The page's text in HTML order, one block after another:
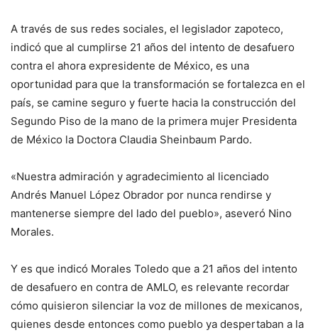
A través de sus redes sociales, el legislador zapoteco,
indicó que al cumplirse 21 años del intento de desafuero
contra el ahora expresidente de México, es una
oportunidad para que la transformación se fortalezca en el
país, se camine seguro y fuerte hacia la construcción del
Segundo Piso de la mano de la primera mujer Presidenta
de México la Doctora Claudia Sheinbaum Pardo.
«Nuestra admiración y agradecimiento al licenciado
Andrés Manuel López Obrador por nunca rendirse y
mantenerse siempre del lado del pueblo», aseveró Nino
Morales.
Y es que indicó Morales Toledo que a 21 años del intento
de desafuero en contra de AMLO, es relevante recordar
cómo quisieron silenciar la voz de millones de mexicanos,
quienes desde entonces como pueblo ya despertaban a la